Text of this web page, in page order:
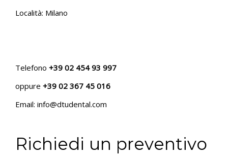
Località: Milano
Telefono +39 02 454 93 997
oppure +39 02 367 45 016
Email: info@dtudental.com
Richiedi un preventivo